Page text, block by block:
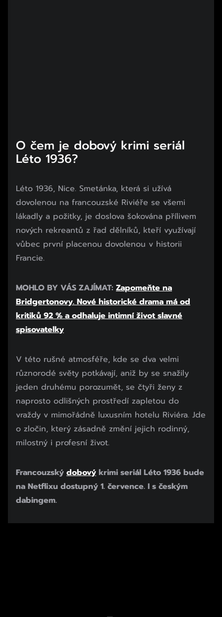
O čem je dobový krimi seriál
Léto 1936?
Léto 1936, Nice. Smetánka, která si užívá
dovolenou na francouzské Riviéře se všemi
lákadly a požitky, je doslova šokována přílivem
nových rekreantů z řad dělníků, kteří využívají
vůbec první placenou dovolenou v historii
Francie.
MOHLO BY VÁS ZAJÍMAT: Zapomeňte na
Bridgertonovy. Nové historické drama má od
kritiků 92 % a odhaluje intimní život slavné
spisovatelky
V této rušné atmosféře, kde se dva velmi
různorodé světy potkávají, aniž by se snažily
jeden druhému porozumět, se čtyři ženy z
naprosto odlišných prostředí zapletou do
vraždy v mimořádně luxusním hotelu Riviéra. Jde
o zločin, který zásadně změní jejich rodinný,
milostný i profesní život.
Francouzský dobový krimi seriál Léto 1936 bude
na Netflixu dostupný 1. července. I s českým
dabingem.